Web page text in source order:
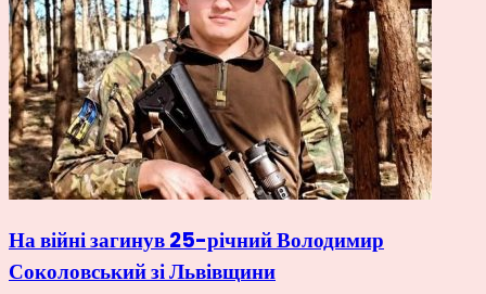
На війні загинув 25-річний Володимир
Соколовський зі Львівщини